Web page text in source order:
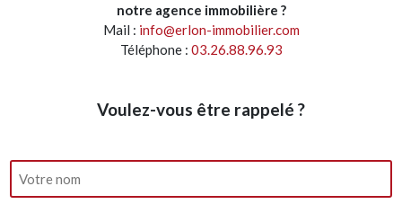
notre agence immobilière ?
Mail : info@erlon-immobilier.com
Téléphone : 03.26.88.96.93
Voulez-vous être rappelé ?